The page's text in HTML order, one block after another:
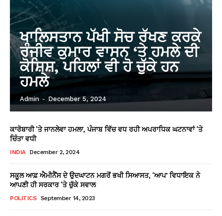
ਖਾਲਿਸਤਾਨ ਪੱਖੀ ਸੋਚ ਰੱਖਣ ਕਰਕੇ
ਰੰਜੀਵ ਕੁਮਾਰ ਵਾਸਨ ‘ਤੇ ਹਮਲੇ ਦੀ
ਕੋਸ਼ਿਸ਼, ਪਹਿਲਾਂ ਵੀ ਹੋ ਚੁੱਕੇ ਹਨ
ਹਮਲੇ
Admin - December 5, 2024
ਕਾਰੋਬਾਰੀ ‘ਤੇ ਜਾਨਲੇਵਾ ਹਮਲਾ, ਪੰਜਾਬ ਵਿੱਚ ਵਧ ਰਹੀ ਅਪਰਾਧਿਕ ਘਟਨਾਵਾਂ ‘ਤੇ
ਚਿੰਤਾ ਵਧੀ
INDIA December 2, 2024
ਸਕੂਲ ਆਫ਼ ਐਮੀਨੈਂਸ ਦੇ ਉਦਘਾਟਨ ਮਗਰੋਂ ਭਖੀ ਸਿਆਸਤ, ‘ਆਪ’ ਵਿਧਾਇਕ ਨੇ
ਆਪਣੀ ਹੀ ਸਰਕਾਰ ‘ਤੇ ਚੁੱਕੇ ਸਵਾਲ
POLITICS September 14, 2023